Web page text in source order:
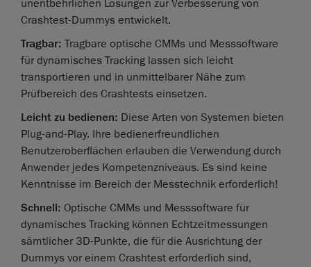
unentbehrlichen Lösungen zur Verbesserung von
Crashtest-Dummys entwickelt.
Tragbar: Tragbare optische CMMs und Messsoftware
für dynamisches Tracking lassen sich leicht
transportieren und in unmittelbarer Nähe zum
Prüfbereich des Crashtests einsetzen.
Leicht zu bedienen: Diese Arten von Systemen bieten
Plug-and-Play. Ihre bedienerfreundlichen
Benutzeroberflächen erlauben die Verwendung durch
Anwender jedes Kompetenzniveaus. Es sind keine
Kenntnisse im Bereich der Messtechnik erforderlich!
Schnell: Optische CMMs und Messsoftware für
dynamisches Tracking können Echtzeitmessungen
sämtlicher 3D-Punkte, die für die Ausrichtung der
Dummys vor einem Crashtest erforderlich sind,